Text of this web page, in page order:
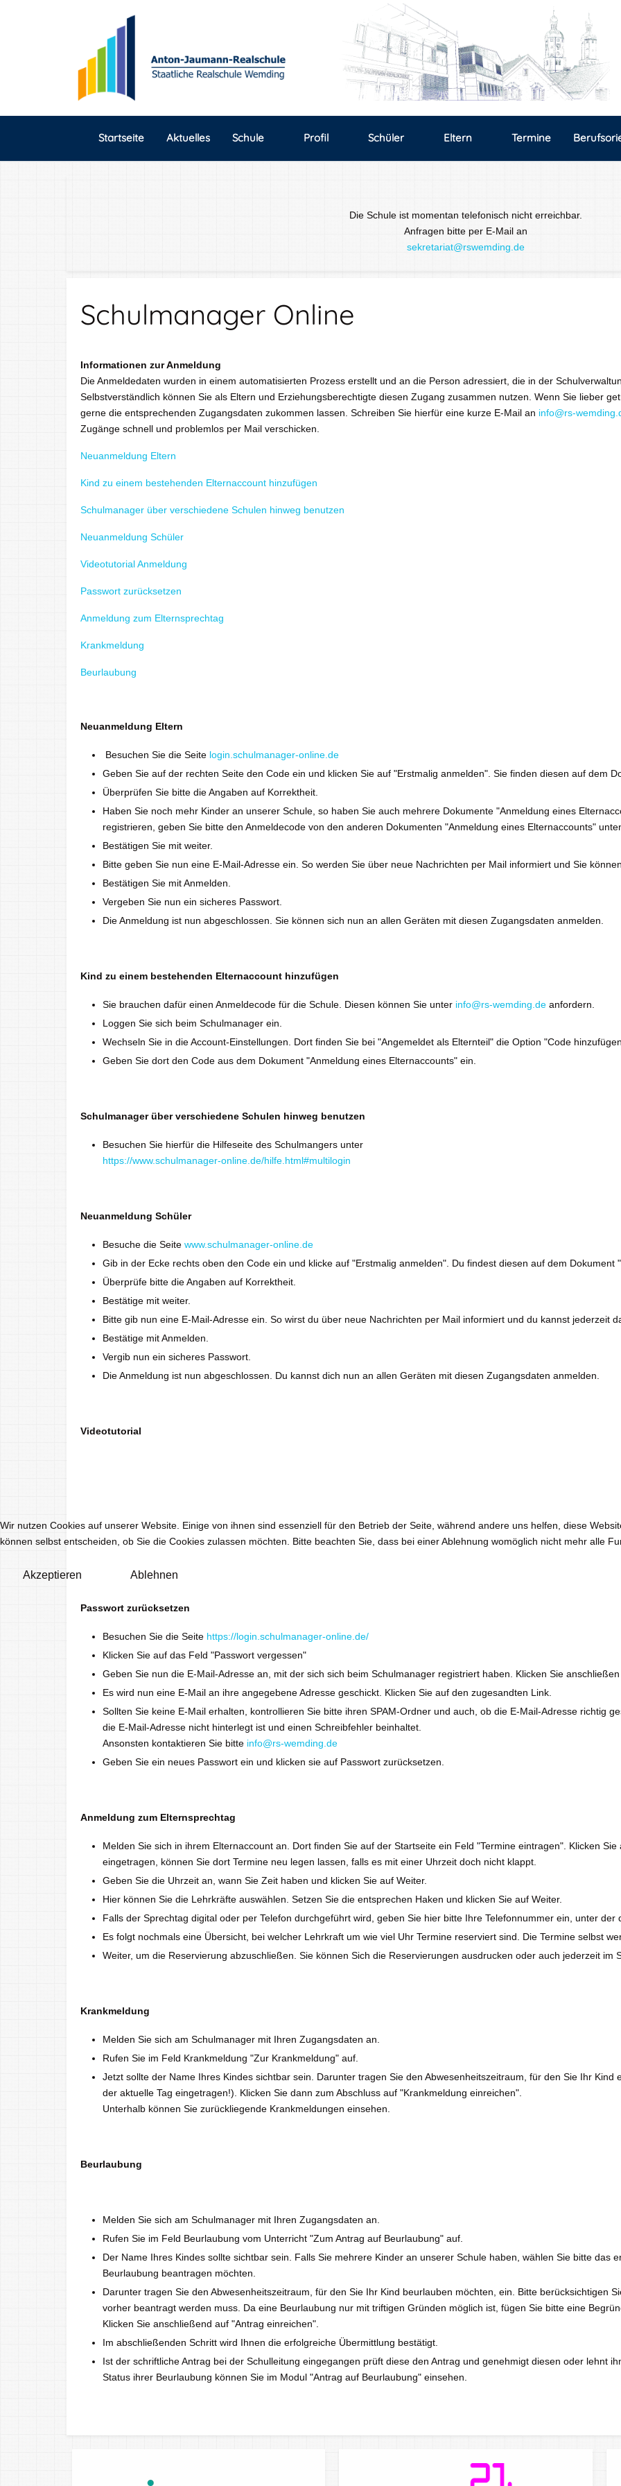
Startseite Aktuelles Schule Profil Schüler Eltern Termine
Die Schule ist momentan telefonisch nicht erreichbar.
Anfragen bitte per E-Mail an
sekretariat@rswemding.de
Schulmanager Online
Informationen zur Anmeldung
Die Anmeldedaten wurden in einem automatisierten Prozess erstellt und an die Person adressiert, die in der
Selbstverständlich können Sie als Eltern und Erziehungsberechtigte diesen Zugang zusammen nutzen. Wenn Sie lieber
gerne die entsprechenden Zugangsdaten zukommen lassen. Schreiben Sie hierfür eine kurze E-Mail an info@rs-
Zugänge schnell und problemlos per Mail verschicken.
Neuanmeldung Eltern
Kind zu einem bestehenden Elternaccount hinzufügen
Schulmanager über verschiedene Schulen hinweg benutzen
Neuanmeldung Schüler
Videotutorial Anmeldung
Passwort zurücksetzen
Anmeldung zum Elternsprechtag
Krankmeldung
Beurlaubung
Neuanmeldung Eltern
Besuchen Sie die Seite login.schulmanager-online.de
Geben Sie auf der rechten Seite den Code ein und klicken Sie auf "Erstmalig anmelden". Sie finden diesen auf dem
Überprüfen Sie bitte die Angaben auf Korrektheit.
Haben Sie noch mehr Kinder an unserer Schule, so haben Sie auch mehrere Dokumente "Anmeldung eines
registrieren, geben Sie bitte den Anmeldecode von den anderen Dokumenten "Anmeldung eines Elternaccounts"
Bestätigen Sie mit weiter.
Bitte geben Sie nun eine E-Mail-Adresse ein. So werden Sie über neue Nachrichten per Mail informiert und Sie
Bestätigen Sie mit Anmelden.
Vergeben Sie nun ein sicheres Passwort.
Die Anmeldung ist nun abgeschlossen. Sie können sich nun an allen Geräten mit diesen Zugangsdaten anmelden.
Kind zu einem bestehenden Elternaccount hinzufügen
Sie brauchen dafür einen Anmeldecode für die Schule. Diesen können Sie unter info@rs-wemding.de anfordern.
Loggen Sie sich beim Schulmanager ein.
Wechseln Sie in die Account-Einstellungen. Dort finden Sie bei "Angemeldet als Elternteil" die Option "Code
Geben Sie dort den Code aus dem Dokument "Anmeldung eines Elternaccounts" ein.
Schulmanager über verschiedene Schulen hinweg benutzen
Besuchen Sie hierfür die Hilfeseite des Schulmangers unter
https://www.schulmanager-online.de/hilfe.html#multilogin
Neuanmeldung Schüler
Besuche die Seite www.schulmanager-online.de
Gib in der Ecke rechts oben den Code ein und klicke auf "Erstmalig anmelden". Du findest diesen auf dem Dokument
Überprüfe bitte die Angaben auf Korrektheit.
Bestätige mit weiter.
Bitte gib nun eine E-Mail-Adresse ein. So wirst du über neue Nachrichten per Mail informiert und du kannst jederzeit
Bestätige mit Anmelden.
Vergib nun ein sicheres Passwort.
Die Anmeldung ist nun abgeschlossen. Du kannst dich nun an allen Geräten mit diesen Zugangsdaten anmelden.
Videotutorial
Passwort zurücksetzen
Besuchen Sie die Seite https://login.schulmanager-online.de/
Klicken Sie auf das Feld "Passwort vergessen"
Geben Sie nun die E-Mail-Adresse an, mit der sich sich beim Schulmanager registriert haben. Klicken Sie
Es wird nun eine E-Mail an ihre angegebene Adresse geschickt. Klicken Sie auf den zugesandten Link.
Sollten Sie keine E-Mail erhalten, kontrollieren Sie bitte ihren SPAM-Ordner und auch, ob die E-Mail-Adresse richtig
die E-Mail-Adresse nicht hinterlegt ist und einen Schreibfehler beinhaltet.
Ansonsten kontaktieren Sie bitte info@rs-wemding.de
Geben Sie ein neues Passwort ein und klicken sie auf Passwort zurücksetzen.
Anmeldung zum Elternsprechtag
Melden Sie sich in ihrem Elternaccount an. Dort finden Sie auf der Startseite ein Feld "Termine eintragen". Klicken
eingetragen, können Sie dort Termine neu legen lassen, falls es mit einer Uhrzeit doch nicht klappt.
Geben Sie die Uhrzeit an, wann Sie Zeit haben und klicken Sie auf Weiter.
Hier können Sie die Lehrkräfte auswählen. Setzen Sie die entsprechen Haken und klicken Sie auf Weiter.
Falls der Sprechtag digital oder per Telefon durchgeführt wird, geben Sie hier bitte Ihre Telefonnummer ein, unter
Es folgt nochmals eine Übersicht, bei welcher Lehrkraft um wie viel Uhr Termine reserviert sind. Die Termine selbst
Weiter, um die Reservierung abzuschließen. Sie können Sich die Reservierungen ausdrucken oder auch jederzeit im
Krankmeldung
Melden Sie sich am Schulmanager mit Ihren Zugangsdaten an.
Rufen Sie im Feld Krankmeldung "Zur Krankmeldung" auf.
Jetzt sollte der Name Ihres Kindes sichtbar sein. Darunter tragen Sie den Abwesenheitszeitraum, für den Sie Ihr
der aktuelle Tag eingetragen!). Klicken Sie dann zum Abschluss auf "Krankmeldung einreichen".
Unterhalb können Sie zurückliegende Krankmeldungen einsehen.
Beurlaubung
Melden Sie sich am Schulmanager mit Ihren Zugangsdaten an.
Rufen Sie im Feld Beurlaubung vom Unterricht "Zum Antrag auf Beurlaubung" auf.
Der Name Ihres Kindes sollte sichtbar sein. Falls Sie mehrere Kinder an unserer Schule haben, wählen Sie bitte das
Beurlaubung beantragen möchten.
Darunter tragen Sie den Abwesenheitszeitraum, für den Sie Ihr Kind beurlauben möchten, ein. Bitte berücksichtigen
vorher beantragt werden muss. Da eine Beurlaubung nur mit triftigen Gründen möglich ist, fügen Sie bitte eine
Klicken Sie anschließend auf "Antrag einreichen".
Im abschließenden Schritt wird Ihnen die erfolgreiche Übermittlung bestätigt.
Ist der schriftliche Antrag bei der Schulleitung eingegangen prüft diese den Antrag und genehmigt diesen oder lehnt
Status ihrer Beurlaubung können Sie im Modul "Antrag auf Beurlaubung" einsehen.
Wir nutzen Cookies auf unserer Website. Einige von ihnen sind essenziell für den Betrieb der Seite, während andere uns helfen, diese
können selbst entscheiden, ob Sie die Cookies zulassen möchten. Bitte beachten Sie, dass bei einer Ablehnung womöglich nicht mehr alle
Akzeptieren Ablehnen